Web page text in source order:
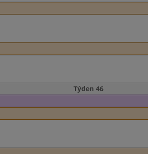
Týden 46